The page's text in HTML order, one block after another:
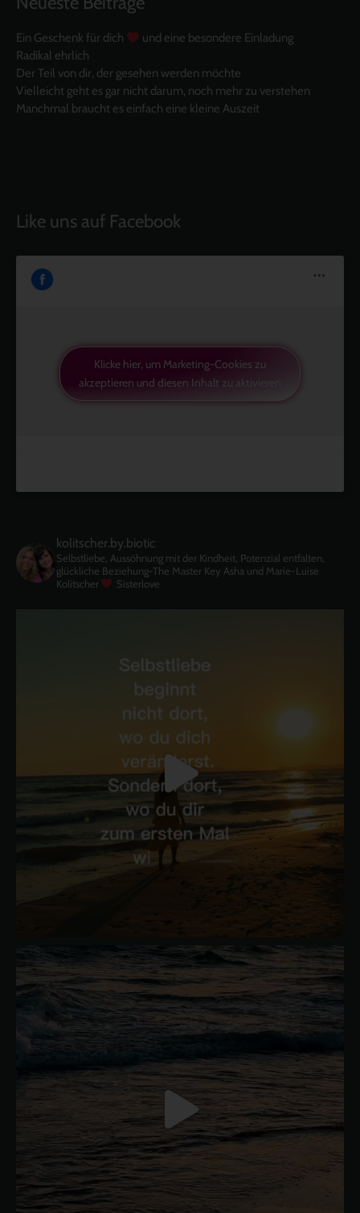
Ein Geschenk für dich
und eine besondere Einladung
Radikal ehrlich
Der Teil von dir, der gesehen werden möchte
Vielleicht geht es gar nicht darum, noch mehr zu verstehen
Manchmal braucht es einfach eine kleine Auszeit
Like uns auf Facebook
Klicke hier, um Marketing-Cookies zu
akzeptieren und diesen Inhalt zu aktivieren
kolitscher.by.biotic
Selbstliebe, Aussöhnung mit der Kindheit, Potenzial entfalten,
glückliche Beziehung-The Master Key Asha und Marie-Luise
Kolitscher
Sisterlove